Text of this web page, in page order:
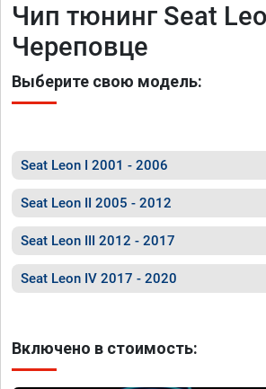
Чип тюнинг Seat
Череповце
Выберите свою модель:
Seat Leon I 2001 - 2006
Seat Leon II 2005 - 2012
Seat Leon III 2012 - 2017
Seat Leon IV 2017 - 2020
Включено в стоимость: